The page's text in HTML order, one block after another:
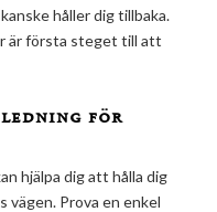
håller dig tillbaka.
är första steget till att
för
hjälpa dig att hålla dig
vägen. Prova en enkel